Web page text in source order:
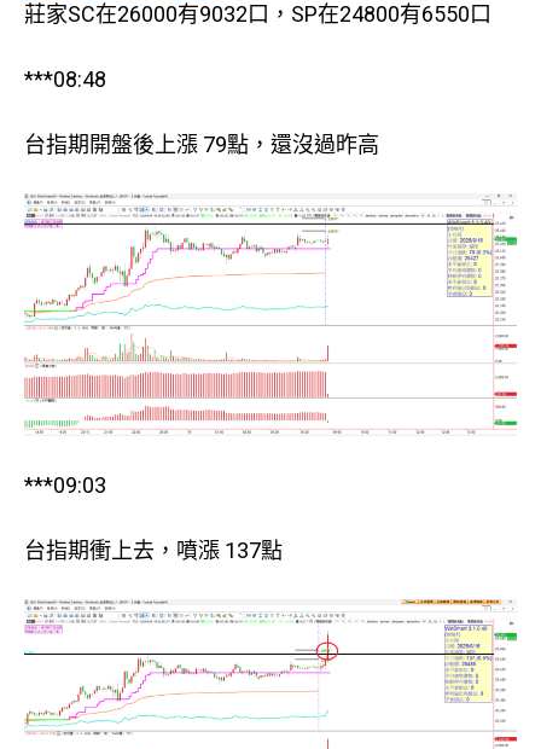
莊家SC在26000有9032口，SP在24800有6550口
***08:48
台指期開盤後上漲 79點，還沒過昨高
***09:03
台指期衝上去，噴漲 137點